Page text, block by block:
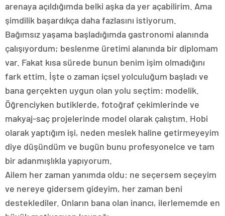
arenaya açıldığımda belki aşka da yer açabilirim. Ama
şimdilik başardıkça daha fazlasını istiyorum.
Bağımsız yaşama başladığımda gastronomi alanında
çalışıyordum; beslenme üretimi alanında bir diplomam
var. Fakat kısa sürede bunun benim işim olmadığını
fark ettim. İşte o zaman içsel yolculuğum başladı ve
bana gerçekten uygun olan yolu seçtim: modelik.
Öğrenciyken butiklerde, fotoğraf çekimlerinde ve
makyaj-saç projelerinde model olarak çalıştım. Hobi
olarak yaptığım işi, neden meslek haline getirmeyeyim
diye düşündüm ve bugün bunu profesyonelce ve tam
bir adanmışlıkla yapıyorum.
Ailem her zaman yanımda oldu: ne seçersem seçeyim
ve nereye gidersem gideyim, her zaman beni
desteklediler. Onların bana olan inancı, ilerlememde en